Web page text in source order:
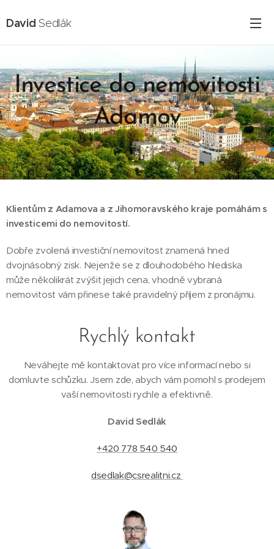
DavidSedlák
Investice do nemovitosti
Adamov
16.02.2025
Klientům z Adamova a z Jihomoravského kraje pomáhám s
investicemi do nemovitostí.
Dobře zvolená investiční nemovitost znamená hned
dvojnásobný zisk. Nejenže se z dlouhodobého hlediska
může několikrát zvýšit jejich cena, vhodně vybraná
nemovitost vám přinese také pravidelný příjem z pronájmu.
Rychlý kontakt
Neváhejte mě kontaktovat pro více informací nebo si
domluvte schůzku. Jsem zde, abych vám pomohl s prodejem
vaší nemovitosti rychle a efektivně.
David Sedlák
+420 778 540 540
dsedlak@csrealitni.cz